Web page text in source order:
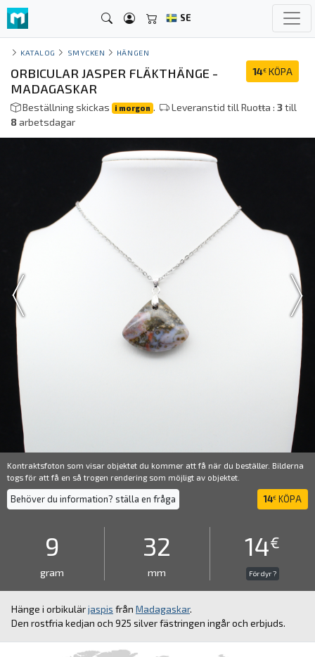
SE
KATALOG SMYCKEN HÄNGEN
14€ KÖPA
ORBICULAR JASPER FLÄKTHÄNGE -
MADAGASKAR
Beställning skickas i morgon . Leveranstid till Ruoŧŧa :3till
8arbetsdagar
Kontraktsfoton som visar objektet du kommer att få när du beställer. Bilderna
togs för att få en så trogen rendering som möjligt av objektet.
Behöver du information? ställa en fråga 14€ KÖPA
9
gram
32
mm
14€
För dyr ?
Hänge i orbikulärjaspis från Madagaskar.
Den rostfria kedjan och 925 silver fästringen ingår och erbjuds.